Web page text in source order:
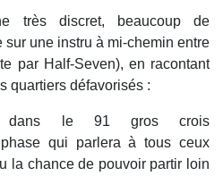
très discret, beaucoup de
une instru à mi-chemin entre
par Half-Seven), en racontant
quartiers défavorisés :
dans le 91 gros crois
qui parlera à tous ceux
la chance de pouvoir partir loin